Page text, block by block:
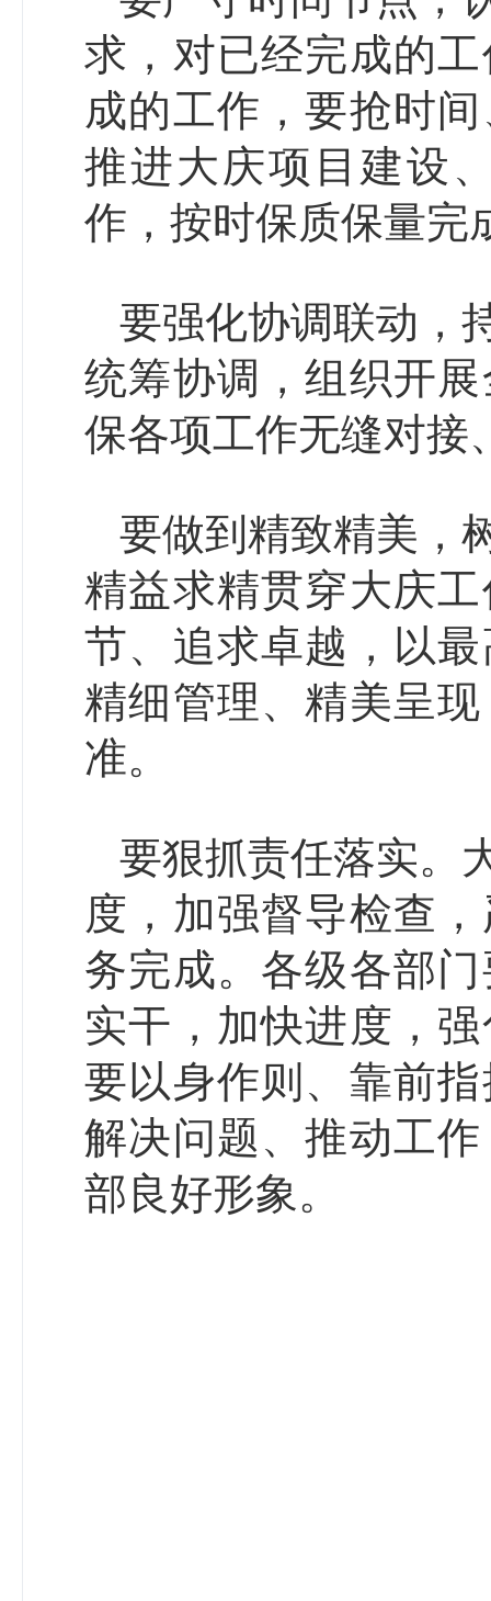
求，对已经完成的
成的工作，要抢时
推进大庆项目建设
作，按时保质保量完
要强化协调联动，
统筹协调，组织开
保各项工作无缝对接
要做到精致精美，
精益求精贯穿大庆
节、追求卓越，以
精细管理、精美呈
准。
要狠抓责任落实。
度，加强督导检查
务完成。各级各部
实干，加快进度，
要以身作则、靠前
解决问题、推动工
部良好形象。